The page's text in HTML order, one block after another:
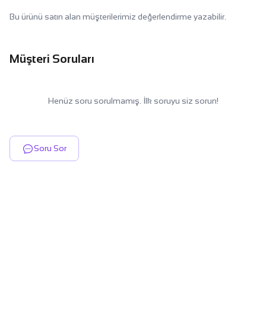
Bu ürünü satın alan müşterilerimiz değerlendirme yazabilir.
Müşteri Soruları
Henüz soru sorulmamış. İlk soruyu siz sorun!
Soru Sor